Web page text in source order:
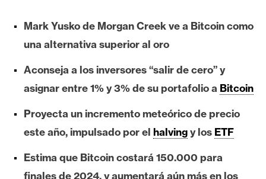
h
e
r
u
m
I
Mark Yusko de Morgan Creek ve a Bitcoin como
una alternativa superior al oro
Aconseja a los inversores “salir de cero” y
asignar entre 1% y 3% de su portafolio a Bitcoin
Proyecta un incremento meteórico de precio
este año, impulsado por el halvingy los ETF
Estima que Bitcoin costará 150.000 para
finales de 2024, y aumentará aún más en los